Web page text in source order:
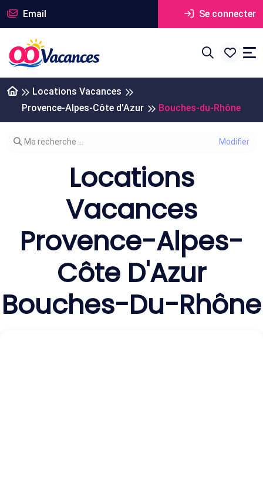
Email Se connecter
Locations Vacances
Provence-Alpes-Côte d'Azur
Bouches-du-Rhône
Modifier votre recherche
Ma recherche ...
Locations
Vacances
Provence-Alpes-
Côte D'Azur
Bouches-Du-Rhône